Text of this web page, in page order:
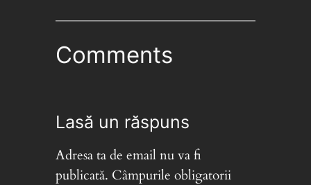
Comments
Lasă un răspuns
Adresa ta de email nu va fi
publicată. Câmpurile obligatorii